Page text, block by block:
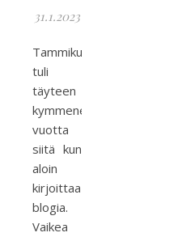
31.1.2023
Tammikuussa
tuli
täyteen
kymmenen
vuotta
siitä kun
aloin
kirjoittaa
blogia.
Vaikea